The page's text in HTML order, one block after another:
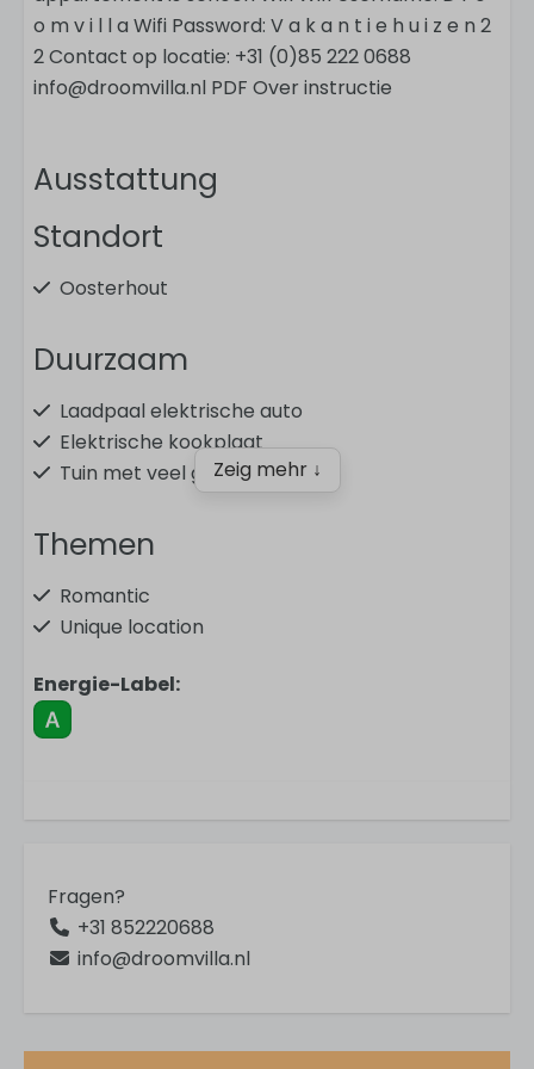
o m v i l l a Wifi Password: V a k a n t i e h u i z e n 2
2 Contact op locatie: +31 (0)85 222 0688
info@droomvilla.nl PDF Over instructie
Ausstattung
Standort
Oosterhout
Duurzaam
Laadpaal elektrische auto
Elektrische kookplaat
Tuin met veel groen
Themen
Romantic
Unique location
In der Gegend
Aktivitäten
Hiking
Zeig mehr ↓
Energie-Label:
Fragen?
+31 852220688
info@droomvilla.nl